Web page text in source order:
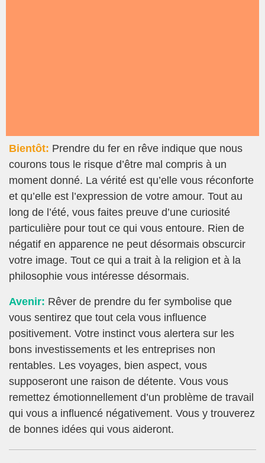
Bientôt: Prendre du fer en rêve indique que nous
courons tous le risque d’être mal compris à un
moment donné. La vérité est qu’elle vous réconforte
et qu’elle est l’expression de votre amour. Tout au
long de l’été, vous faites preuve d’une curiosité
particulière pour tout ce qui vous entoure. Rien de
négatif en apparence ne peut désormais obscurcir
votre image. Tout ce qui a trait à la religion et à la
philosophie vous intéresse désormais.
Avenir: Rêver de prendre du fer symbolise que
vous sentirez que tout cela vous influence
positivement. Votre instinct vous alertera sur les
bons investissements et les entreprises non
rentables. Les voyages, bien aspect, vous
supposeront une raison de détente. Vous vous
remettez émotionnellement d’un problème de travail
qui vous a influencé négativement. Vous y trouverez
de bonnes idées qui vous aideront.